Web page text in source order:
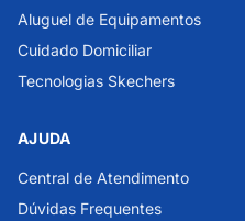
Aluguel de Equipamentos
Cuidado Domiciliar
Tecnologias Skechers
AJUDA
Central de Atendimento
Dúvidas Frequentes